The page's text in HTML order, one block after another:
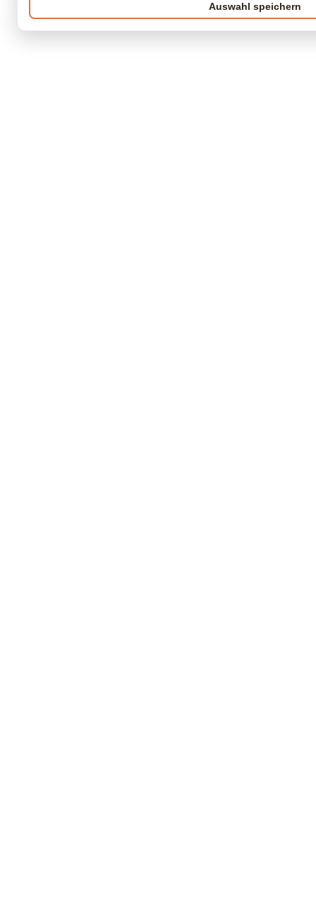
Auswahl speichern